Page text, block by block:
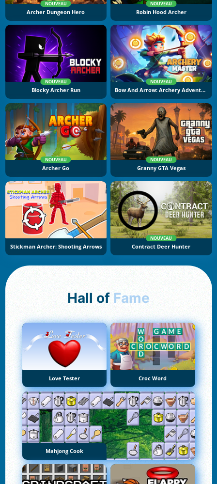
NOUVEAU
Archer Dungeon Hero
NOUVEAU
Robin Hood Archer
NOUVEAU
Blocky Archer Run
NOUVEAU
Bow And Arrow: Archery Adventure
NOUVEAU
Archer Go
NOUVEAU
Granny GTA Vegas
Stickman Archer: Shooting Arrows
NOUVEAU
Contract Deer Hunter
Hall of Fame
Love Tester Croc Word
Mahjong Cook